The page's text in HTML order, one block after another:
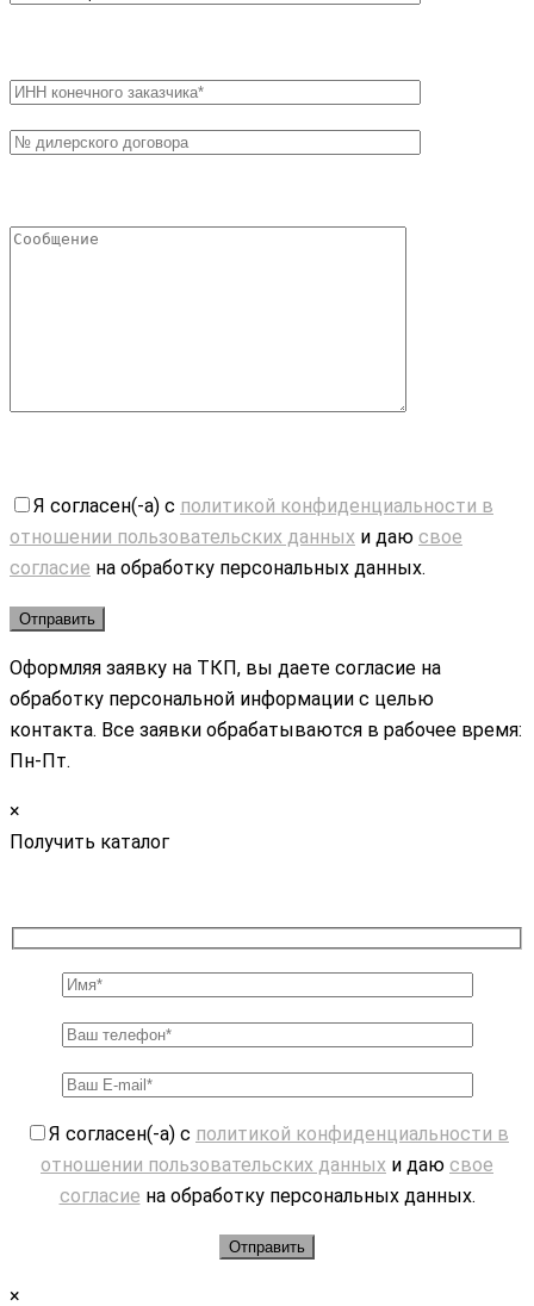
Я согласен(-а) с политикой конфиденциальности в
отношении пользовательских данных и даю свое
согласие на обработку персональных данных.
Оформляя заявку на ТКП, вы даете согласие на
обработку персональной информации с целью
контакта. Все заявки обрабатываются в рабочее время:
Пн-Пт.
×
Получить каталог
Я согласен(-а) с политикой конфиденциальности в
отношении пользовательских данных и даю свое
согласие на обработку персональных данных.
×